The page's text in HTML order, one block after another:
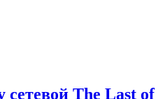
сетевой The Last of